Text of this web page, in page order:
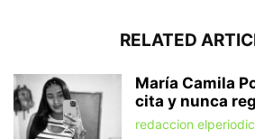
RELATED
María Camila
cita y nunca
redaccion